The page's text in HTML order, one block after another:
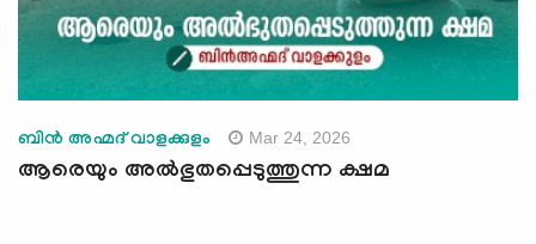
ബിന്‍ അഹ്മദ് വാളക്കുളം Mar 24, 2026
ആരെയും അല്‍ഭുതപ്പെടുത്തുന്ന ക്ഷമ